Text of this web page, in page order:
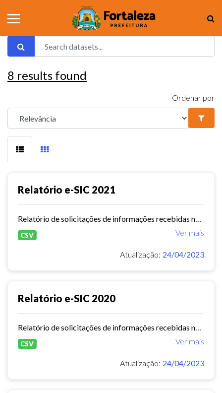
8 results found
Ordenar por
Relatório e-SIC 2021
Ver mais
CSV
Atualização: 24/04/2023
Relatório e-SIC 2020
Ver mais
CSV
Atualização: 24/04/2023